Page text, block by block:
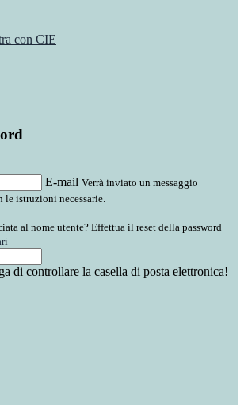
con CIE
E-mail Verrà inviato un messaggio
istruzioni necessarie.
al nome utente? Effettua il reset della password
di controllare la casella di posta elettronica!